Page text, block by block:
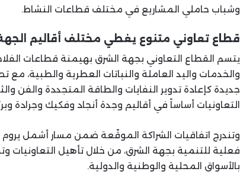
وشباب حاملي المشاريع في مختلف قطاعات النشاط.
قطاع تعاوني متنوع يغطي مختلف أقاليم
يتسم القطاع التعاوني بجهة الشرق بهيمنة قطاعات
والخدمات واليد العاملة والنباتات العطرية والطبية،
جديدة كإعادة تدوير النفايات والطاقة المتجددة والفن
التعاونيات أساساً في أقاليم وجدة أنجاد وفكيك وجرادة
وتندرج اتفاقيات الشراكة الموقّعة ضمن مسار أشمل يروم
فعلية للتنمية بجهة الشرق، من خلال تأهيل التعاونيات
بالأسواق المحلية والوطنية والدولية.